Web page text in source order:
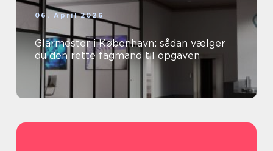
06. April 2026
Glarmester i København: sådan vælger
du den rette fagmand til opgaven